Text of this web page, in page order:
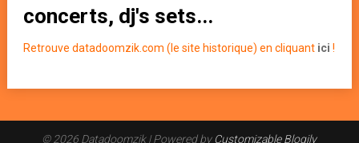
concerts, dj's sets...
Retrouve datadoomzik.com (le site historique) en cliquant ici !
© 2026 Datadoomzik| Powered byCustomizable Blogily